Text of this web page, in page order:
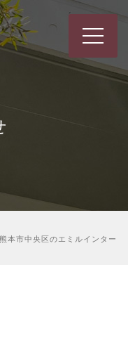
t
g
t
o
市中央区のエミルインター